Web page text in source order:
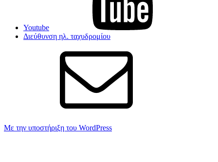
Youtube
Διεύθυνση ηλ. ταχυδρομίου
Με την υποστήριξη του WordPress